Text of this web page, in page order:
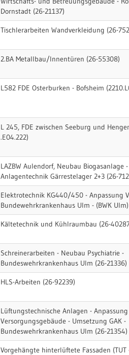
Dornstadt (26-21137)
Tischlerarbeiten Wandverkleidung (26-
2.BA Metallbau/Innentüren (26-55308)
L582 FDE Osterburken - Bofsheim
L 245, FDE zwischen Seeburg und
.E04.222)
LAZBW Aulendorf, Neubau Biogasanlage
Anlagentechnik Gärrestelager 2+3 (26-
Elektrotechnik KG440/450 - Anpassung
Bundewehrkrankenhaus Ulm - (BWK
Kältetechnik und Kühlraumbau (26-
Schreinerarbeiten - Neubau Psychiatrie -
Bundeswehrkrankenhaus Ulm (26-21336)
HLS-Arbeiten (26-92239)
Lüftungstechnische Anlagen - Anpassung
Versorgungsgebäude - Umsetzung GAK -
Bundeswehrkrankenhaus Ulm (26-21354)
Vorgehängte hinterlüftete Fassaden (TUT